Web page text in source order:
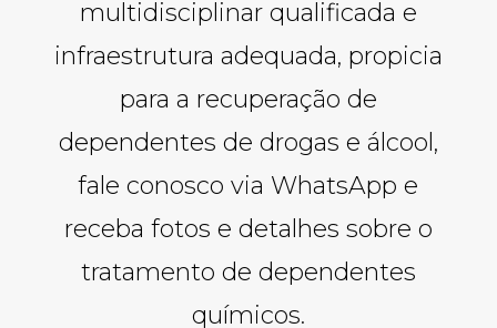
multidisciplinar qualificada e
infraestrutura adequada, propicia
para a recuperação de
dependentes de drogas e álcool,
fale conosco via WhatsApp e
receba fotos e detalhes sobre o
tratamento de dependentes
químicos.